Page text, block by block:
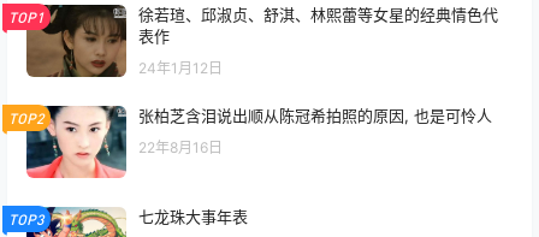
TOP1
徐若瑄、邱淑贞、舒淇、林熙蕾等女星的经典情色代
表作
24年1月12日
TOP2 张柏芝含泪说出顺从陈冠希拍照的原因, 也是可怜人
22年8月16日
TOP3 七龙珠大事年表